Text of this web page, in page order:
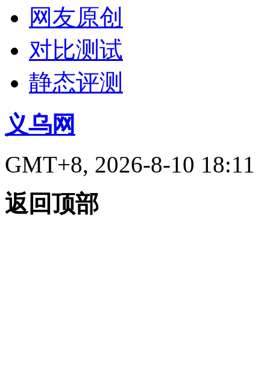
网友原创
对比测试
静态评测
义乌网
GMT+8, 2026-8-10 18:11
返回顶部